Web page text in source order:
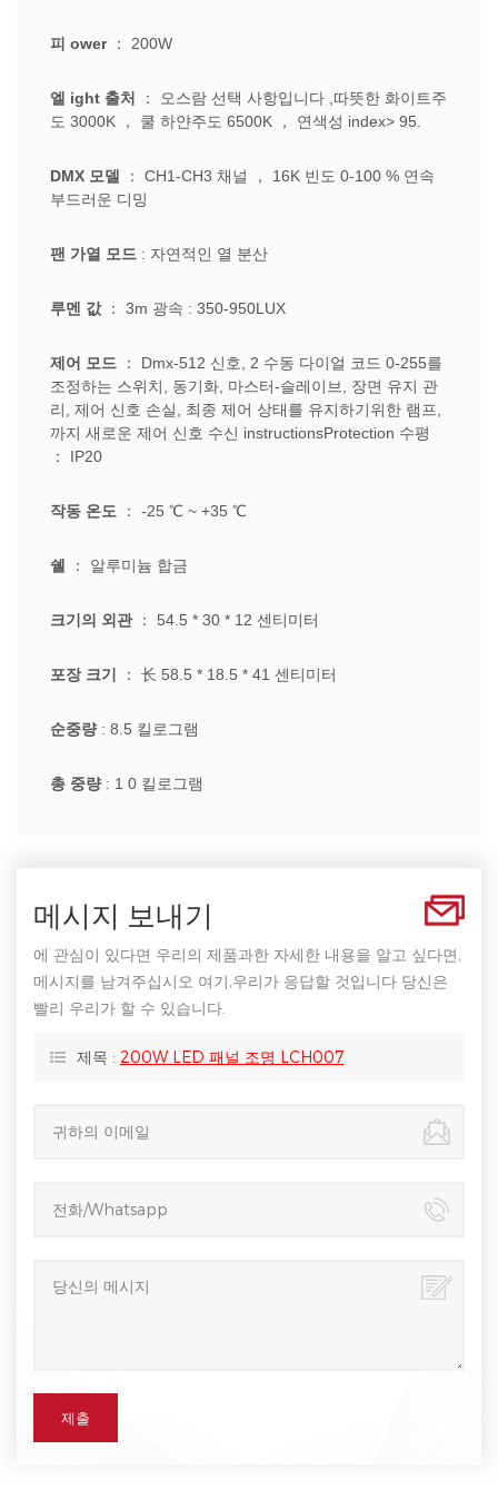
피 ower ： 200W
엘 ight 출처 ： 오스람 선택 사항입니다 ,따뜻한 화이트주
도 3000K
， 쿨 하얀주도 6500K ， 연색성 index> 95.
DMX 모델 ： CH1-CH3 채널 ， 16K 빈도 0-100 % 연속
부드러운 디밍
팬 가열 모드 : 자연적인 열 분산
루멘 값： 3m 광속 : 350-950LUX
제어 모드 ： Dmx-512 신호, 2 수동 다이얼 코드 0-255를
조정하는 스위치, 동기화, 마스터-슬레이브, 장면 유지 관
리, 제어 신호 손실, 최종 제어 상태를 유지하기위한 램프,
까지 새로운 제어 신호 수신 instructionsProtection 수평
： IP20
작동 온도 ： -25 ℃ ~ +35 ℃
쉘 ： 알루미늄 합금
크기의 외관： 54.5 * 30 * 12 센티미터
포장 크기 ： 长 58.5 * 18.5 * 41 센티미터
순중량: 8.5 킬로그램
총 중량: 1 0 킬로그램
메시지 보내기
에 관심이 있다면 우리의 제품과한 자세한 내용을 알고 싶다면,
메시지를 남겨주십시오 여기,우리가 응답할 것입니다 당신은
빨리 우리가 할 수 있습니다.
제목 : 200W LED 패널 조명 LCH007